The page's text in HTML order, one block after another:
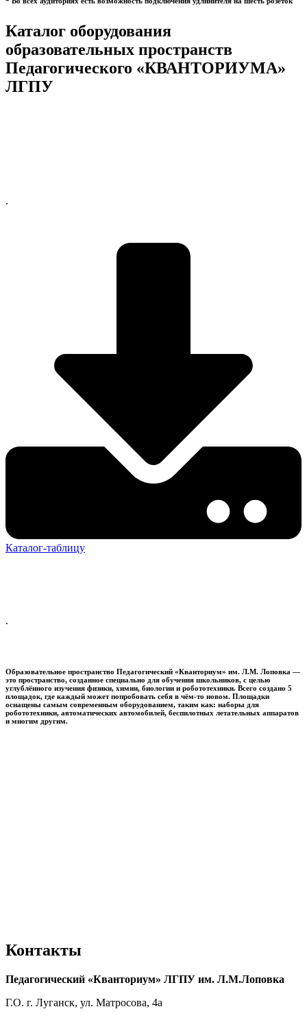
Каталог оборудования
образовательных пространств
Педагогического «КВАНТОРИУМА»
ЛГПУ
.
Каталог-таблицу
.
Образовательное пространство Педагогический «Кванториум» им. Л.М. Лоповка —
это пространство, созданное специально для обучения школьников, с целью
углублённого изучения физики, химии, биологии и робототехники. Всего создано 5
площадок, где каждый может попробовать себя в чём-то новом. Площадки
оснащены самым современным оборудованием, таким как: наборы для
робототехники, автоматических автомобилей, беспилотных летательных аппаратов
и многим другим.
Контакты
Педагогический «Кванториум» ЛГПУ им. Л.М.Лоповка
Г.О. г. Луганск, ул. Матросова, 4а